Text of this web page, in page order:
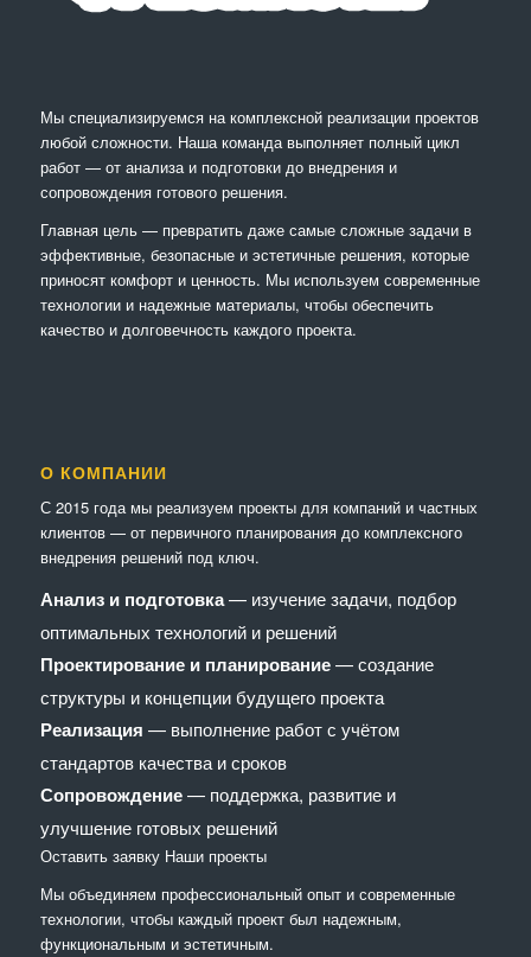
Мы специализируемся на комплексной реализации проектов
любой сложности. Наша команда выполняет полный цикл
работ — от анализа и подготовки до внедрения и
сопровождения готового решения.
Главная цель — превратить даже самые сложные задачи в
эффективные, безопасные и эстетичные решения, которые
приносят комфорт и ценность. Мы используем современные
технологии и надежные материалы, чтобы обеспечить
качество и долговечность каждого проекта.
О КОМПАНИИ
С 2015 года мы реализуем проекты для компаний и частных
клиентов — от первичного планирования до комплексного
внедрения решений под ключ.
Анализ и подготовка— изучение задачи, подбор
оптимальных технологий и решений
Проектирование и планирование— создание
структуры и концепции будущего проекта
Реализация — выполнение работ с учётом
стандартов качества и сроков
Сопровождение— поддержка, развитие и
улучшение готовых решений
Оставить заявку Наши проекты
Мы объединяем профессиональный опыт и современные
технологии, чтобы каждый проект был надежным,
функциональным и эстетичным.